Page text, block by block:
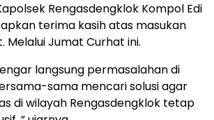
Rengasdengklok Kompol Edi
terima kasih atas masukan
Melalui Jumat Curhat ini.
langsung permasalahan di
sama mencari solusi agar
di wilayah Rengasdengklok tetap